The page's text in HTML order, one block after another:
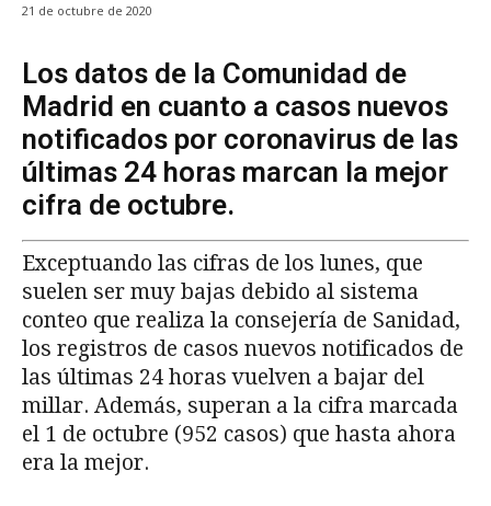
21 de octubre de 2020
Los datos de la Comunidad de
Madrid en cuanto a casos nuevos
notificados por coronavirus de las
últimas 24 horas marcan la mejor
cifra de octubre.
Exceptuando las cifras de los lunes, que
suelen ser muy bajas debido al sistema
conteo que realiza la consejería de Sanidad,
los registros de casos nuevos notificados de
las últimas 24 horas vuelven a bajar del
millar. Además, superan a la cifra marcada
el 1 de octubre (952 casos) que hasta ahora
era la mejor.